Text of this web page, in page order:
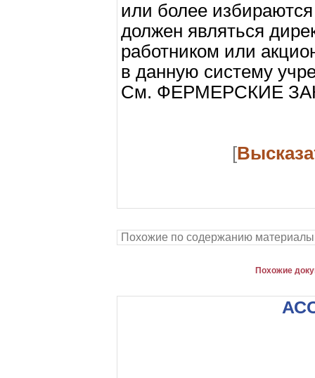
или более
должен являться
работником или
в данную систему
См. ФЕРМЕРСКИЕ
[
Похожие по содержанию
Похожие